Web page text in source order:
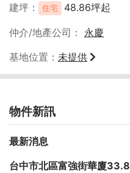
建坪
住宅 48.86坪起
仲介/地產公司
永慶
基地位置
未提供
物件新訊
最新消息
台中市北區富強街華廈33.8